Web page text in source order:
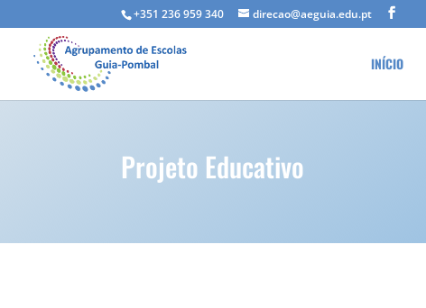
+351 236 959 340 direcao@aeguia.edu.pt
INÍCIO
Projeto Educativo